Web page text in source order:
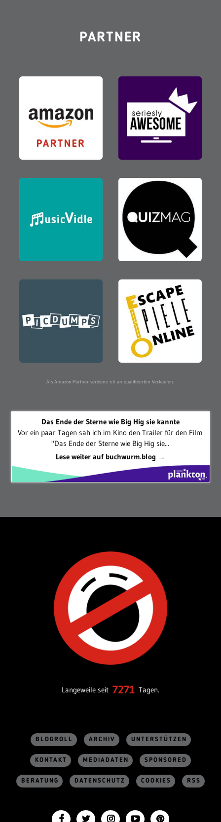
PARTNER
Als Amazon-Partner verdiene ich an qualifizierten Verkäufen.
Das Ende der Sterne wie Big Hig sie kannte
Vor ein paar Tagen sah ich im Kino den Trailer für den Film
"Das Ende der Sterne wie Big Hig sie...
Lese weiter auf buchwurm.blog →
Langeweile seit 7271 Tagen.
BLOGROLL ARCHIV UNTERSTÜTZEN
KONTAKT MEDIADATEN SPONSORED
BERATUNG DATENSCHUTZ COOKIES RSS